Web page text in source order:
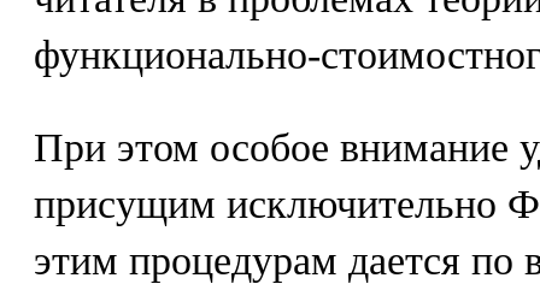
функционально-
При этом особое внимание
присущим исключительно
этим процедурам дается по